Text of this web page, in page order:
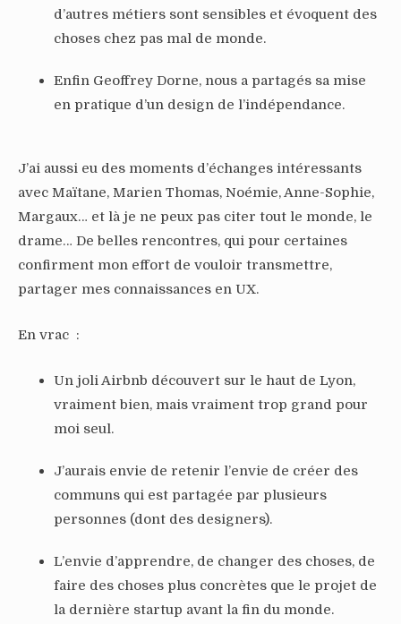
d’autres métiers sont sensibles et évoquent des
choses chez pas mal de monde.
Enfin Geoffrey Dorne, nous a partagés sa mise
en pratique d’un design de l’indépendance.
J’ai aussi eu des moments d’échanges intéressants
avec Maïtane, Marien Thomas, Noémie, Anne-Sophie,
Margaux… et là je ne peux pas citer tout le monde, le
drame… De belles rencontres, qui pour certaines
confirment mon effort de vouloir transmettre,
partager mes connaissances en UX.
En vrac :
Un joli Airbnb découvert sur le haut de Lyon,
vraiment bien, mais vraiment trop grand pour
moi seul.
J’aurais envie de retenir l’envie de créer des
communs qui est partagée par plusieurs
personnes (dont des designers).
L’envie d’apprendre, de changer des choses, de
faire des choses plus concrètes que le projet de
la dernière startup avant la fin du monde.